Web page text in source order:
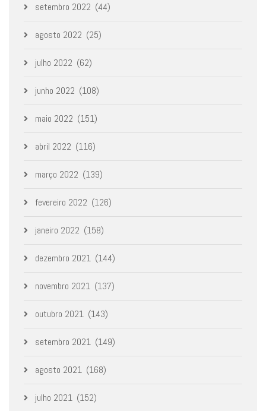
setembro 2022 (44)
agosto 2022 (25)
julho 2022 (62)
junho 2022 (108)
maio 2022 (151)
abril 2022 (116)
março 2022 (139)
fevereiro 2022 (126)
janeiro 2022 (158)
dezembro 2021 (144)
novembro 2021 (137)
outubro 2021 (143)
setembro 2021 (149)
agosto 2021 (168)
julho 2021 (152)